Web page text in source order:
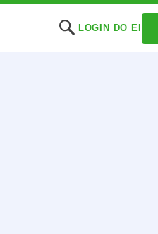
LOGIN DO EI